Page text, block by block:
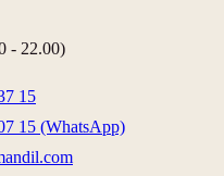
- 22.00)
15
15 (WhatsApp)